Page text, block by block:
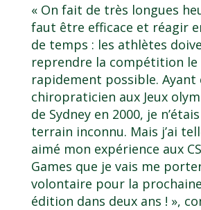
« On fait de très longues
faut être efficace et réagir
de temps : les athlètes
reprendre la compétition le
rapidement possible. Ayant
chiropraticien aux Jeux
de Sydney en 2000, je
terrain inconnu. Mais j’ai
aimé mon expérience aux
Games que je vais me
volontaire pour la prochaine
édition dans deux ans ! »,